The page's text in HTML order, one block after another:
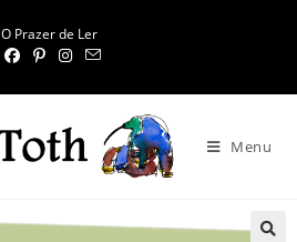
O Prazer de Ler
Menu